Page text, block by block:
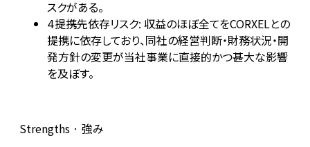
スクがある。
4提携先依存リスク: 収益のほぼ全てをCORXELとの
提携に依存しており、同社の経営判断・財務状況・開
発方針の変更が当社事業に直接的かつ甚大な影響
を及ぼす。
Strengths · 強み